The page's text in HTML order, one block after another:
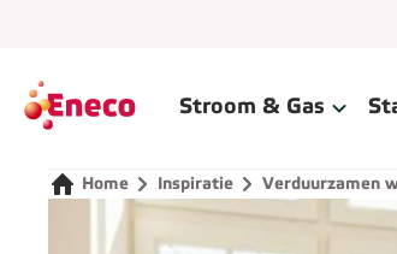
Home Stroom & Gas
Home Inspiratie Verduurzamen